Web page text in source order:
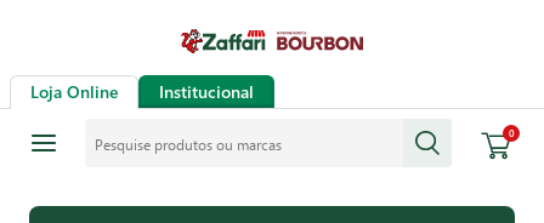
Loja Online Institucional
0